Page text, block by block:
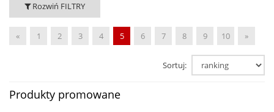
Rozwiń FILTRY
« 1 2 3 4 5 6 7 8 9 10 »
Sortuj:
Produkty promowane